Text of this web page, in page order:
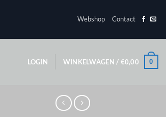
Webshop Contact
LOGIN WINKELWAGEN / €0,00 0